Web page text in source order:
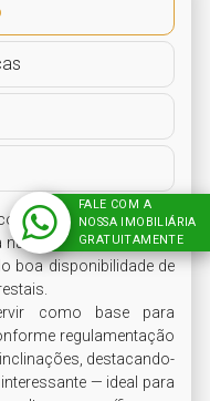
35.000 m², situado
A propriedade
boa disponibilidade de
como base para
regulamentação
destacando-
— ideal para
FALE COM A
NOSSA IMOBILIÁRIA
GRATUITAMENTE